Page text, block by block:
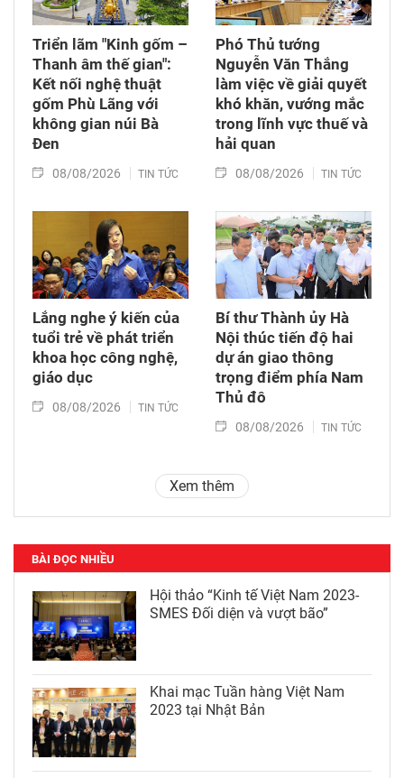
Triển lãm "Kinh gốm –
Thanh âm thế gian":
Kết nối nghệ thuật
gốm Phù Lãng với
không gian núi Bà
Đen
08/08/2026 TIN TỨC
Phó Thủ tướng
Nguyễn Văn Thắng
làm việc về giải quyết
khó khăn, vướng mắc
trong lĩnh vực thuế và
hải quan
08/08/2026 TIN TỨC
Lắng nghe ý kiến của
tuổi trẻ về phát triển
khoa học công nghệ,
giáo dục
08/08/2026 TIN TỨC
Bí thư Thành ủy Hà
Nội thúc tiến độ hai
dự án giao thông
trọng điểm phía Nam
Thủ đô
08/08/2026 TIN TỨC
Xem thêm
BÀI ĐỌC NHIỀU
Hội thảo “Kinh tế Việt Nam 2023-
SMES Đối diện và vượt bão”
Khai mạc Tuần hàng Việt Nam
2023 tại Nhật Bản